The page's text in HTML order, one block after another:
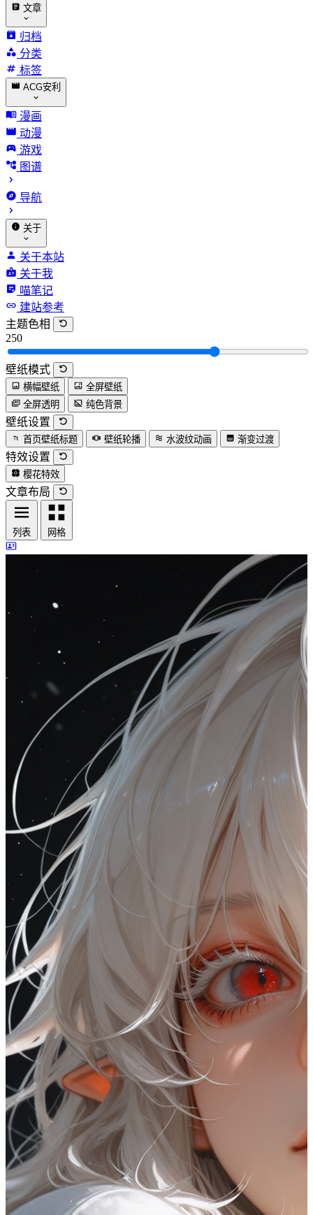
文章
归档
分类
标签
ACG安利
漫画
动漫
游戏
图谱
导航
关于
关于本站
关于我
喵笔记
建站参考
主题色相
250
壁纸模式
横幅壁纸
全屏壁纸
全屏透明
纯色背景
壁纸设置
首页壁纸标题 壁纸轮播 水波纹动画 渐变过渡
特效设置
樱花特效
文章布局
列表 网格